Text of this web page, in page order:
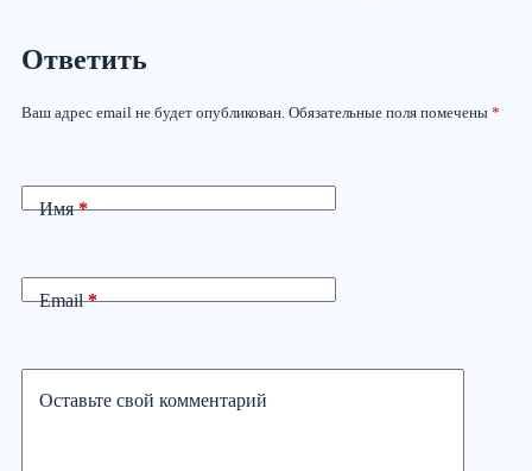
Ответить
Ваш адрес email не будет опубликован. Обязательные поля помечены *
Имя*
Email*
Оставьте свой комментарий